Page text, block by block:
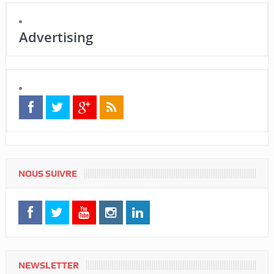
Advertising
NOUS SUIVRE
NEWSLETTER